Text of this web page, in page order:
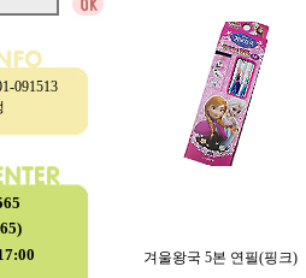
091513
겨울왕국 5본 연필(핑크)